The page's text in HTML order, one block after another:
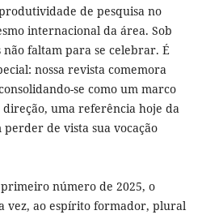
de pesquisa no
internacional da área. Sob
não faltam para se celebrar. É
nossa revista comemora
se como um marco
uma referência hoje da
de vista sua vocação
número de 2025, o
vez, ao espírito formador, plural